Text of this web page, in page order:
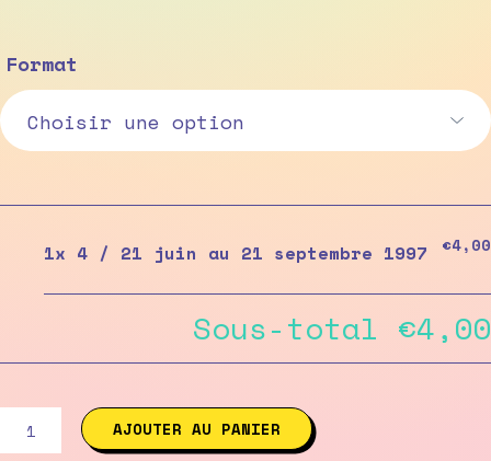
€5,00
Format
1x 4 / 21 juin au 21 septembre 1997 €4,00
Sous-total €4,00
AJOUTER AU PANIER